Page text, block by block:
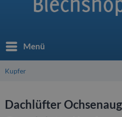
Menü
Kupfer
Dachlüfter